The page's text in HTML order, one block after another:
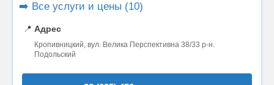
➡️ Все услуги и цены (10)
📍 Адрес
Кропивницкий, вул. Велика Перспективна 38/33 р-н.
Подольский